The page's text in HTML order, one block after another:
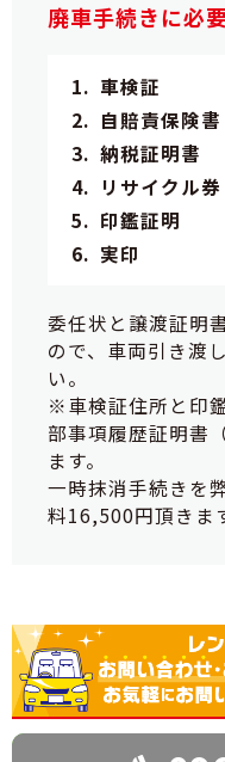
廃車手続きに必
車検証
自賠責保険書
納税証明書
リサイクル券
印鑑証明
実印
委任状と譲渡証明
ので、車両引き渡
い。
※車検証住所と印
部事項履歴証明書
ます。
一時抹消手続きを
料16,500円頂きま